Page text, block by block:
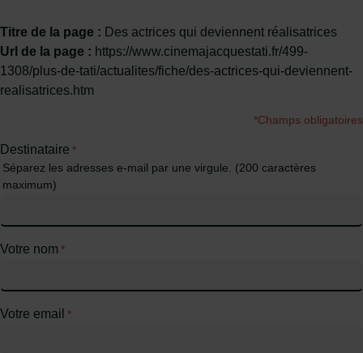
Titre de la page : Des actrices qui deviennent réalisatrices
Url de la page : https://www.cinemajacquestati.fr/499-
1308/plus-de-tati/actualites/fiche/des-actrices-qui-deviennent-
realisatrices.htm
*Champs obligatoires
Destinataire *
Séparez les adresses e-mail par une virgule. (200 caractères
maximum)
Votre nom *
Votre email *